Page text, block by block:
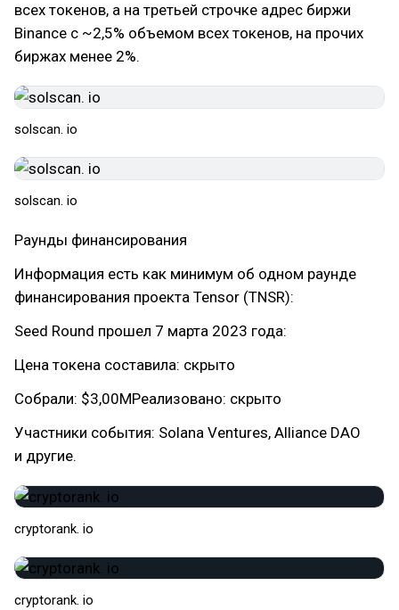
всех токенов, а на третьей строчке адрес биржи
Binance c ~2,5% объемом всех токенов, на прочих
биржах менее 2%.
solscan. io
solscan. io
Раунды финансирования
Информация есть как минимум об одном раунде
финансирования проекта Tensor (TNSR):
Seed Round прошел 7 марта 2023 года:
Цена токена составила: скрыто
Собрали: $3,00MРеализовано: скрыто
Участники события: Solana Ventures, Alliance DAO
и другие.
cryptorank. io
cryptorank. io